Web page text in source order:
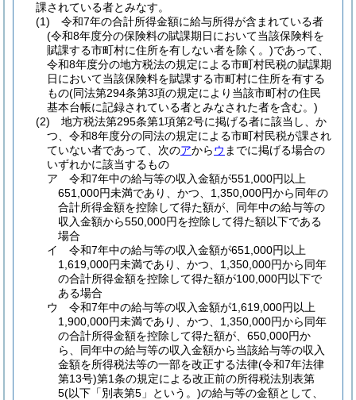
課されている者とみなす。
(1)
令和7年の合計所得金額に給与所得が含まれている者
(令和8年度分の保険料の賦課期日において当該保険料を
賦課する市町村に住所を有しない者を除く。)であって、
令和8年度分の地方税法の規定による市町村民税の賦課期
日において当該保険料を賦課する市町村に住所を有する
もの(同法第294条第3項の規定により当該市町村の住民
基本台帳に記録されている者とみなされた者を含む。)
(2)
地方税法第295条第1項第2号に掲げる者に該当し、か
つ、令和8年度分の同法の規定による市町村民税が課され
ていない者であって、次のアからウ までに掲げる場合の
いずれかに該当するもの
ア
令和7年中の給与等の収入金額が551,000円以上
651,000円未満であり、かつ、1,350,000円から同年の
合計所得金額を控除して得た額が、同年中の給与等の
収入金額から550,000円を控除して得た額以下である
場合
イ
令和7年中の給与等の収入金額が651,000円以上
1,619,000円未満であり、かつ、1,350,000円から同年
の合計所得金額を控除して得た額が100,000円以下で
ある場合
ウ
令和7年中の給与等の収入金額が1,619,000円以上
1,900,000円未満であり、かつ、1,350,000円から同年
の合計所得金額を控除して得た額が、650,000円か
ら、同年中の給与等の収入金額から当該給与等の収入
金額を所得税法等の一部を改正する法律(令和7年法律
第13号)第1条の規定による改正前の所得税法別表第
5(以下「別表第5」という。)の給与等の金額として、